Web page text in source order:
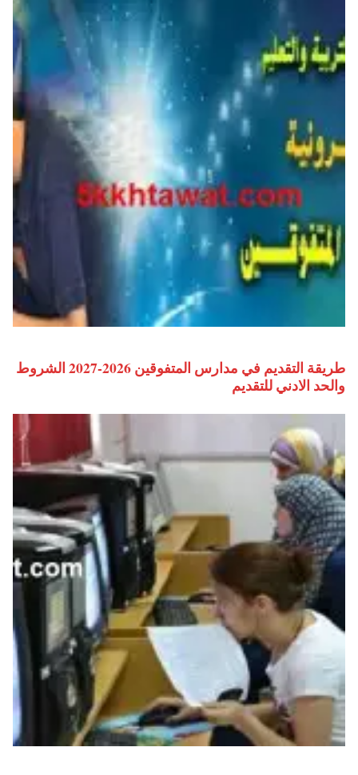
طريقة التقديم في مدارس المتفوقين 2026-2027 الشروط
والحد الادني للتقديم